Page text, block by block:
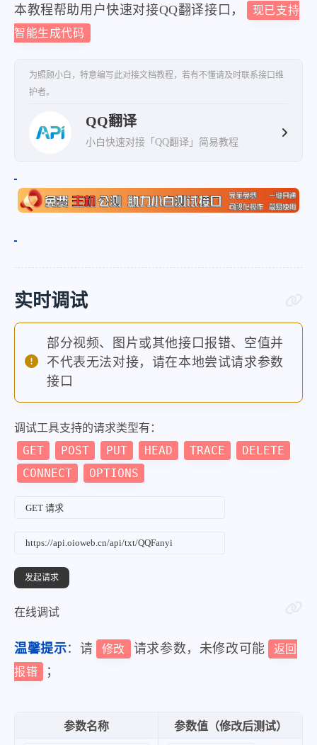
本教程帮助用户快速对接QQ翻译接口，
现已支持
智能生成代码
为照顾小白，特意编写此对接文档教程，若有不懂请及时联系接口维
护者。
QQ翻译
小白快速对接「QQ翻译」简易教程
实时调试
部分视频、图片或其他接口报错、空值并
不代表无法对接，请在本地尝试请求参数
接口
调试工具支持的请求类型有：
GET POST PUT HEAD TRACE
DELETE
CONNECT
OPTIONS
在线调试
温馨提示：请 修改 请求参数，未修改可能
返回
报错
；
参数名称 参数值（修改后测试）